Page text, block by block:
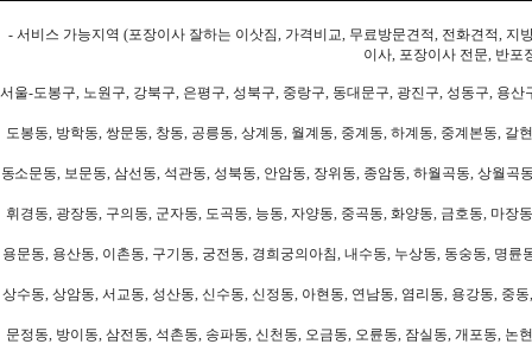
- 서비스 가능지역 (포장이사 잘하는 이삿짐, 가격비교, 무료방문견적, 전화견적,
이사, 포장이사 전문, 반포
서울-도봉구, 노원구, 강북구, 은평구, 성북구, 중랑구, 동대문구, 광진구, 성동구, 용
도봉동, 방학동, 쌍문동, 창동, 공릉동, 상계동, 월계동, 중계동, 하계동, 중계본동,
동소문동, 보문동, 삼선동, 석관동, 성북동, 안암동, 장위동, 종암동, 하월곡동, 상월
휘경동, 광장동, 구의동, 군자동, 도곡동, 능동, 자양동, 중곡동, 화양동, 금호동, 마
용문동, 용산동, 이촌동, 구기동, 궁전동, 경희궁의아침, 내수동, 누상동, 동숭동, 명
상수동, 상암동, 서교동, 성산동, 신수동, 신정동, 아현동, 연남동, 염리동, 용강동, 중
문정동, 방이동, 삼전동, 석촌동, 송파동, 신천동, 오금동, 오륜동, 잠실동, 개포동,